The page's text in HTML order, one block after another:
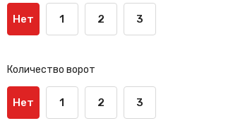
Нет 1 2 3
Количество ворот
Нет 1 2 3